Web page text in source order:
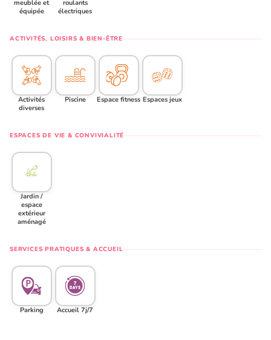
meublée et
équipée
roulants
électriques
ACTIVITÉS, LOISIRS & BIEN-ÊTRE
Activités
diverses
Piscine Espace fitness Espaces jeux
ESPACES DE VIE & CONVIVIALITÉ
Jardin /
espace
extérieur
aménagé
SERVICES PRATIQUES & ACCUEIL
Parking Accueil 7j/7